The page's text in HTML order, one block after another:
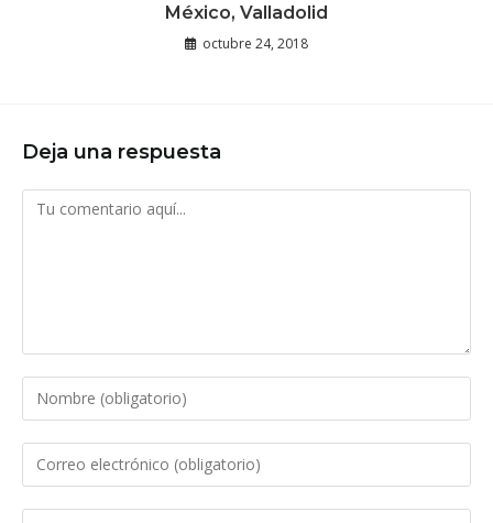
México, Valladolid
octubre 24, 2018
Deja una respuesta
Comentario
Introduce
tu
nombre
Introduce
tu
dirección